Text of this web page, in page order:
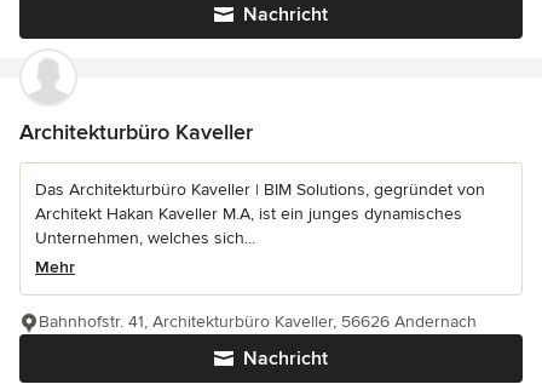
Nachricht
Architekturbüro Kaveller
Das Architekturbüro Kaveller | BIM Solutions, gegründet von
Architekt Hakan Kaveller M.A, ist ein junges dynamisches
Unternehmen, welches sich...
Mehr
Nachricht
Bahnhofstr. 41, Architekturbüro Kaveller, 56626 Andernach